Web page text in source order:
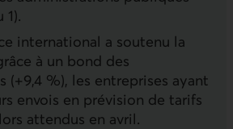
1).
international a soutenu la
à un bond des
(+9,4 %), les entreprises ayant
envois en prévision de tarifs
attendus en avril.